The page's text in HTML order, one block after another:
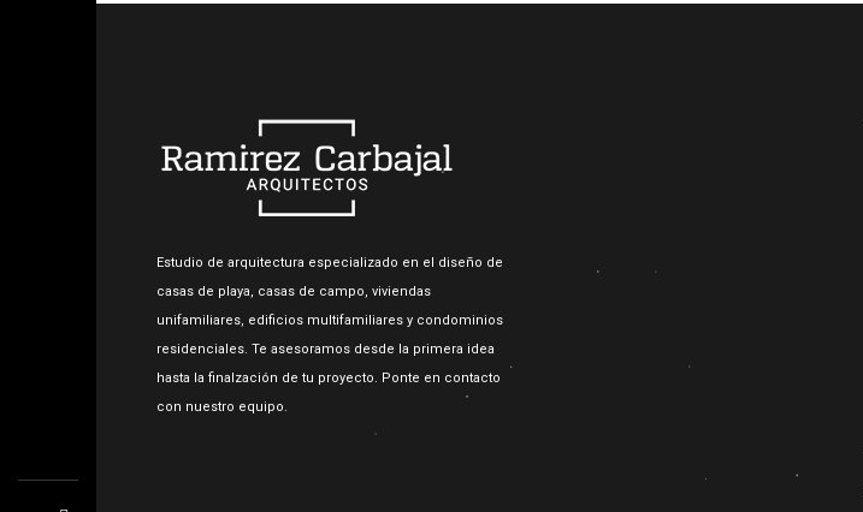
Estudio de arquitectura especializado en el diseño de
casas de playa, casas de campo, viviendas
unifamiliares, edificios multifamiliares y condominios
residenciales. Te asesoramos desde la primera idea
hasta la finalzación de tu proyecto. Ponte en contacto
con nuestro equipo.